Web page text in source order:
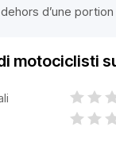
d’une
motociclisti